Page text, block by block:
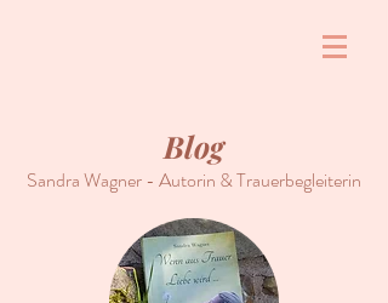
Blog
Sandra Wagner - Autorin & Trauerbegleiterin